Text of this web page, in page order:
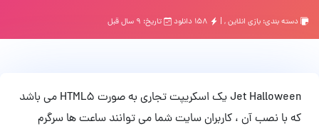
دسته بندی: بازي انلاين, | تاریخ: ۹ سال قبل
Jet Halloween یک اسکریپت تجاری به صورت HTML5 می باشد
که با نصب آن ، کاربران سایت شما می توانند ساعت ها سرگرم